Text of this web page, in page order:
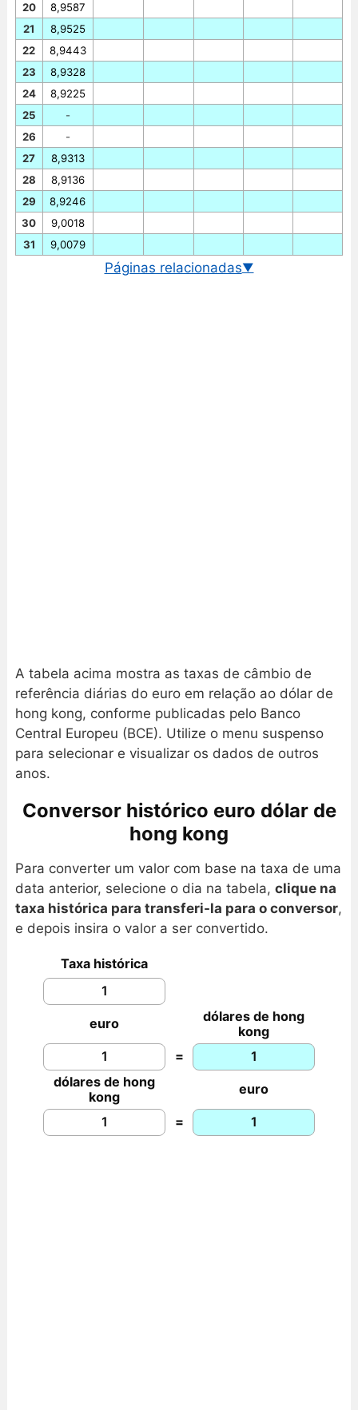
20
21
22
23
24
25
26
27
28
29
30
31
8,9587
8,9525
8,9443
8,9328
8,9225
-
-
8,9313
8,9136
8,9246
9,0018
9,0079
Páginas relacionadas▼
A tabela acima mostra as taxas de câmbio de
referência diárias do euro em relação ao dólar de
hong kong, conforme publicadas pelo Banco
Central Europeu (BCE). Utilize o menu suspenso
para selecionar e visualizar os dados de outros
anos.
Conversor histórico euro dólar de
hong kong
Para converter um valor com base na taxa de uma
data anterior, selecione o dia na tabela, clique na
taxa histórica para transferi-la para o conversor,
e depois insira o valor a ser convertido.
Taxa histórica
euro
dólares de hong
kong
=
dólares de hong
kong
euro
=